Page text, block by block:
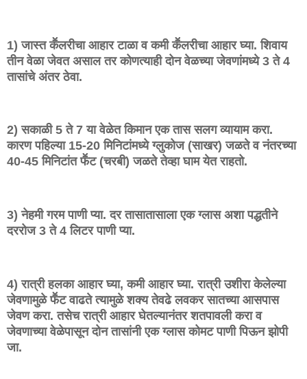
1) जास्त कॕलरीचा आहार टाळा व कमी कॕलरीचा आहार घ्या. शिवाय
तीन वेळा जेवत असाल तर कोणत्याही दोन वेळच्या जेवणांमध्ये 3 ते 4
तासांचे अंतर ठेवा.
2) सकाळी 5 ते 7 या वेळेत किमान एक तास सलग व्यायाम करा.
कारण पहिल्या 15-20 मिनिटांमध्ये ग्लुकोज (साखर) जळते व नंतरच्या
40-45 मिनिटांत फॕट (चरबी) जळते तेव्हा घाम येत राहतो.
3) नेहमी गरम पाणी प्या. दर तासातासाला एक ग्लास अशा पद्धतीने
दररोज 3 ते 4 लिटर पाणी प्या.
4) रात्री हलका आहार घ्या, कमी आहार घ्या. रात्री उशीरा केलेल्या
जेवणामुळे फॕट वाढते त्यामुळे शक्य तेवढे लवकर सातच्या आसपास
जेवण करा. तसेच रात्री आहार घेतल्यानंतर शतपावली करा व
जेवणाच्या वेळेपासून दोन तासांनी एक ग्लास कोमट पाणी पिऊन झोपी
जा.